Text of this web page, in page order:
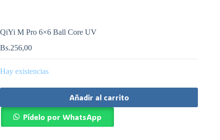
QiYi M Pro 6×6 Ball Core UV
Bs.256,00
Hay existencias
Añadir al carrito
Pídelo por WhatsApp